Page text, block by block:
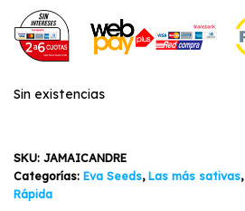
s de
clientes
precio
original
precio
actual
Sin existencias
SKU: JAMAICANDRE
Categorías: Eva Seeds,Las más sativas,
Rápida